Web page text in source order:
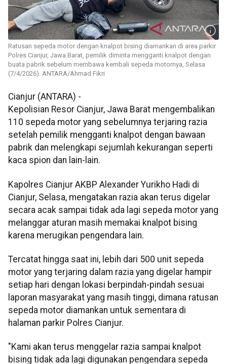
Ratusan sepeda motor dengan knalpot bising diamankan di area parkir
Polres Cianjur, Jawa Barat, pemilik diminta mengganti knalpot dengan
buata pabrik sebelum membawa kembali sepeda motornya, Selasa
(7/4/2026). ANTARA/Ahmad Fikri
Cianjur (ANTARA) -
Kepolisian Resor Cianjur, Jawa Barat mengembalikan
110 sepeda motor yang sebelumnya terjaring razia
setelah pemilik mengganti knalpot dengan bawaan
pabrik dan melengkapi sejumlah kekurangan seperti
kaca spion dan lain-lain.
Kapolres Cianjur AKBP Alexander Yurikho Hadi di
Cianjur, Selasa, mengatakan razia akan terus digelar
secara acak sampai tidak ada lagi sepeda motor yang
melanggar aturan masih memakai knalpot bising
karena merugikan pengendara lain.
Tercatat hingga saat ini, lebih dari 500 unit sepeda
motor yang terjaring dalam razia yang digelar hampir
setiap hari dengan lokasi berpindah-pindah sesuai
laporan masyarakat yang masih tinggi, dimana ratusan
sepeda motor diamankan untuk sementara di
halaman parkir Polres Cianjur.
"Kami akan terus menggelar razia sampai knalpot
bising tidak ada lagi digunakan pengendara sepeda